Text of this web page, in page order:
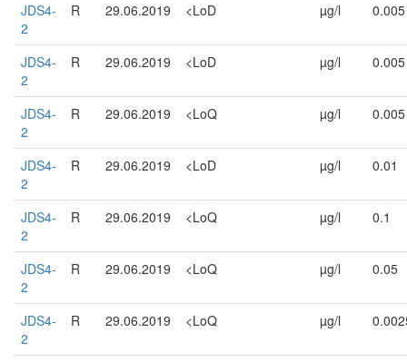
JDS4-
2
R 29.06.2019 <LoD µg/l 0.005
JDS4-
2
R 29.06.2019 <LoD µg/l 0.005
JDS4-
2
R 29.06.2019 <LoQ µg/l 0.005
JDS4-
2
R 29.06.2019 <LoD µg/l 0.01
JDS4-
2
R 29.06.2019 <LoQ µg/l 0.1
JDS4-
2
R 29.06.2019 <LoQ µg/l 0.05
JDS4-
2
R 29.06.2019 <LoQ µg/l